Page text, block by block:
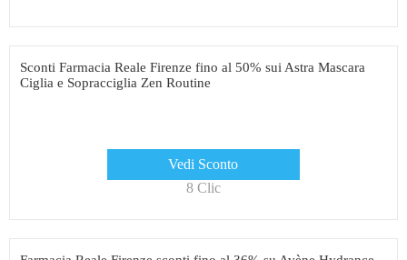
Sconti Farmacia Reale Firenze fino al 50% sui Astra Mascara
Ciglia e Sopracciglia Zen Routine
Vedi Sconto
8 Clic